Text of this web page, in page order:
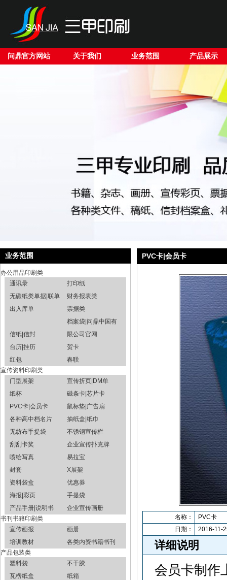
问鼎官方网站 关于我们 业务范围 产品展示
业务范围
办公用品印刷类
通讯录
打印纸
无碳纸类单据|联单
财务报表类
出入库单
票据类
信纸|信封
档案袋|问鼎中国有
限公司官网
台历|挂历
贺卡
红包
春联
宣传资料印刷类
门型展架
宣传折页|DM单
纸杯
磁条卡|芯片卡
PVC卡|会员卡
鼠标垫|广告扇
各种高中档名片
抽纸盒|纸巾
无纺布手提袋
不锈钢宣传栏
刮刮卡奖
企业宣传扑克牌
喷绘写真
易拉宝
封套
X展架
资料袋盒
优惠券
海报|彩页
手提袋
产品手册|说明书
企业宣传画册
书刊书籍印刷类
宣传画报
画册
培训教材
各类内资书籍书刊
产品包装类
塑料袋
不干胶
瓦楞纸盒
纸箱
PVC卡|会员卡
名称：
PVC卡
日期：
2016-11-
详细说明
会员卡制作